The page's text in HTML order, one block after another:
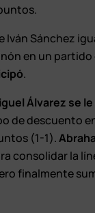
Iván Sánchez
en un
.
Álvarez se
de descuento
(1-1).
consolidar la
finalmente